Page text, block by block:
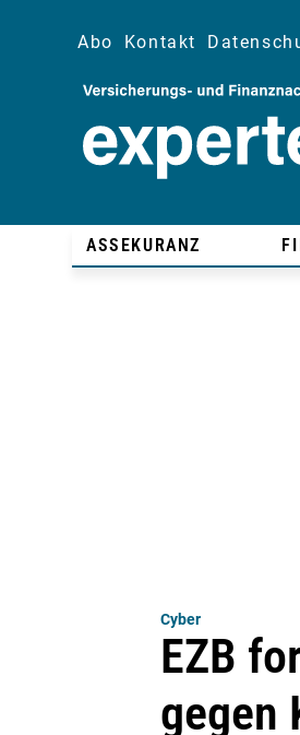
Abo Kontakt
ASSEKURANZ
Cyber
EZB
gegen